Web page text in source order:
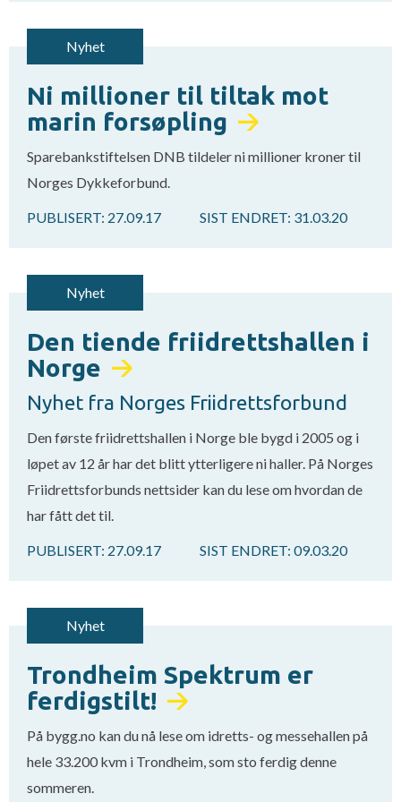
Nyhet
Ni millioner til tiltak mot
marin forsøpling
Sparebankstiftelsen DNB tildeler ni millioner kroner til
Norges Dykkeforbund.
PUBLISERT: 27.09.17 SIST ENDRET: 31.03.20
Nyhet
Den tiende friidrettshallen i
Norge
Nyhet fra Norges Friidrettsforbund
Den første friidrettshallen i Norge ble bygd i 2005 og i
løpet av 12 år har det blitt ytterligere ni haller. På Norges
Friidrettsforbunds nettsider kan du lese om hvordan de
har fått det til.
PUBLISERT: 27.09.17 SIST ENDRET: 09.03.20
Nyhet
Trondheim Spektrum er
ferdigstilt!
På bygg.no kan du nå lese om idretts- og messehallen på
hele 33.200 kvm i Trondheim, som sto ferdig denne
sommeren.